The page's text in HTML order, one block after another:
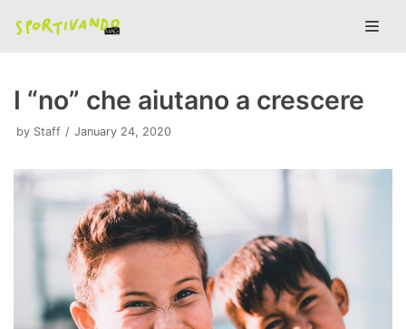
Skip
to
I “no” che aiutano a crescere
by Staff January 24, 2020